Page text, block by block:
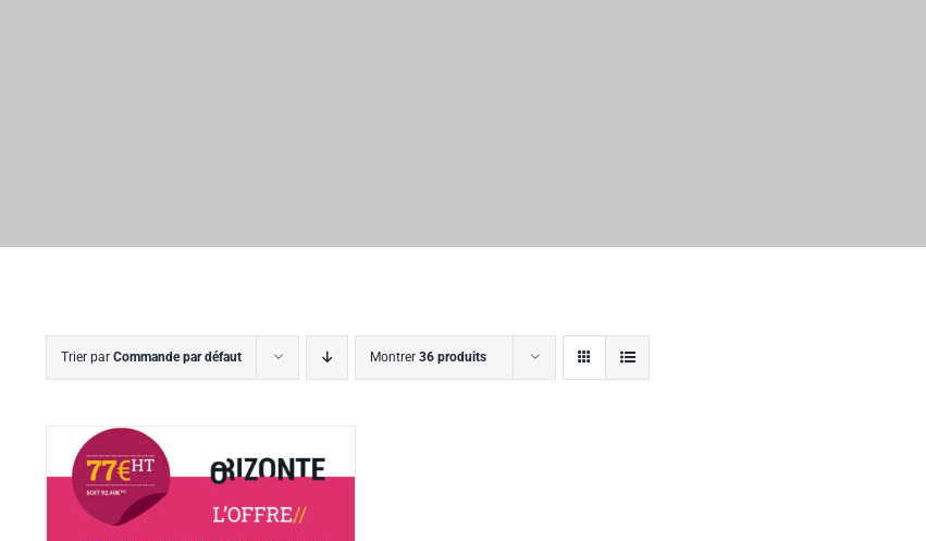
Trier par Commande par défaut Montrer 36 produits